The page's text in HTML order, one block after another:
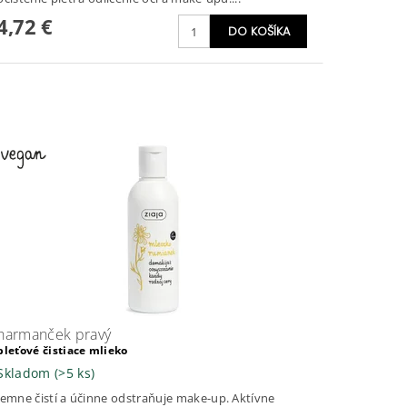
€
pravý
čistiace mlieko
(>5 ks)
čistí a účinne odstraňuje make-up. Aktívne